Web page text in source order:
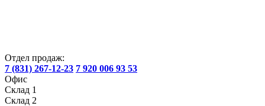
Отдел продаж:
7 (831) 267-12-23 7 920 006 93 53
Офис
Склад 1
Склад 2